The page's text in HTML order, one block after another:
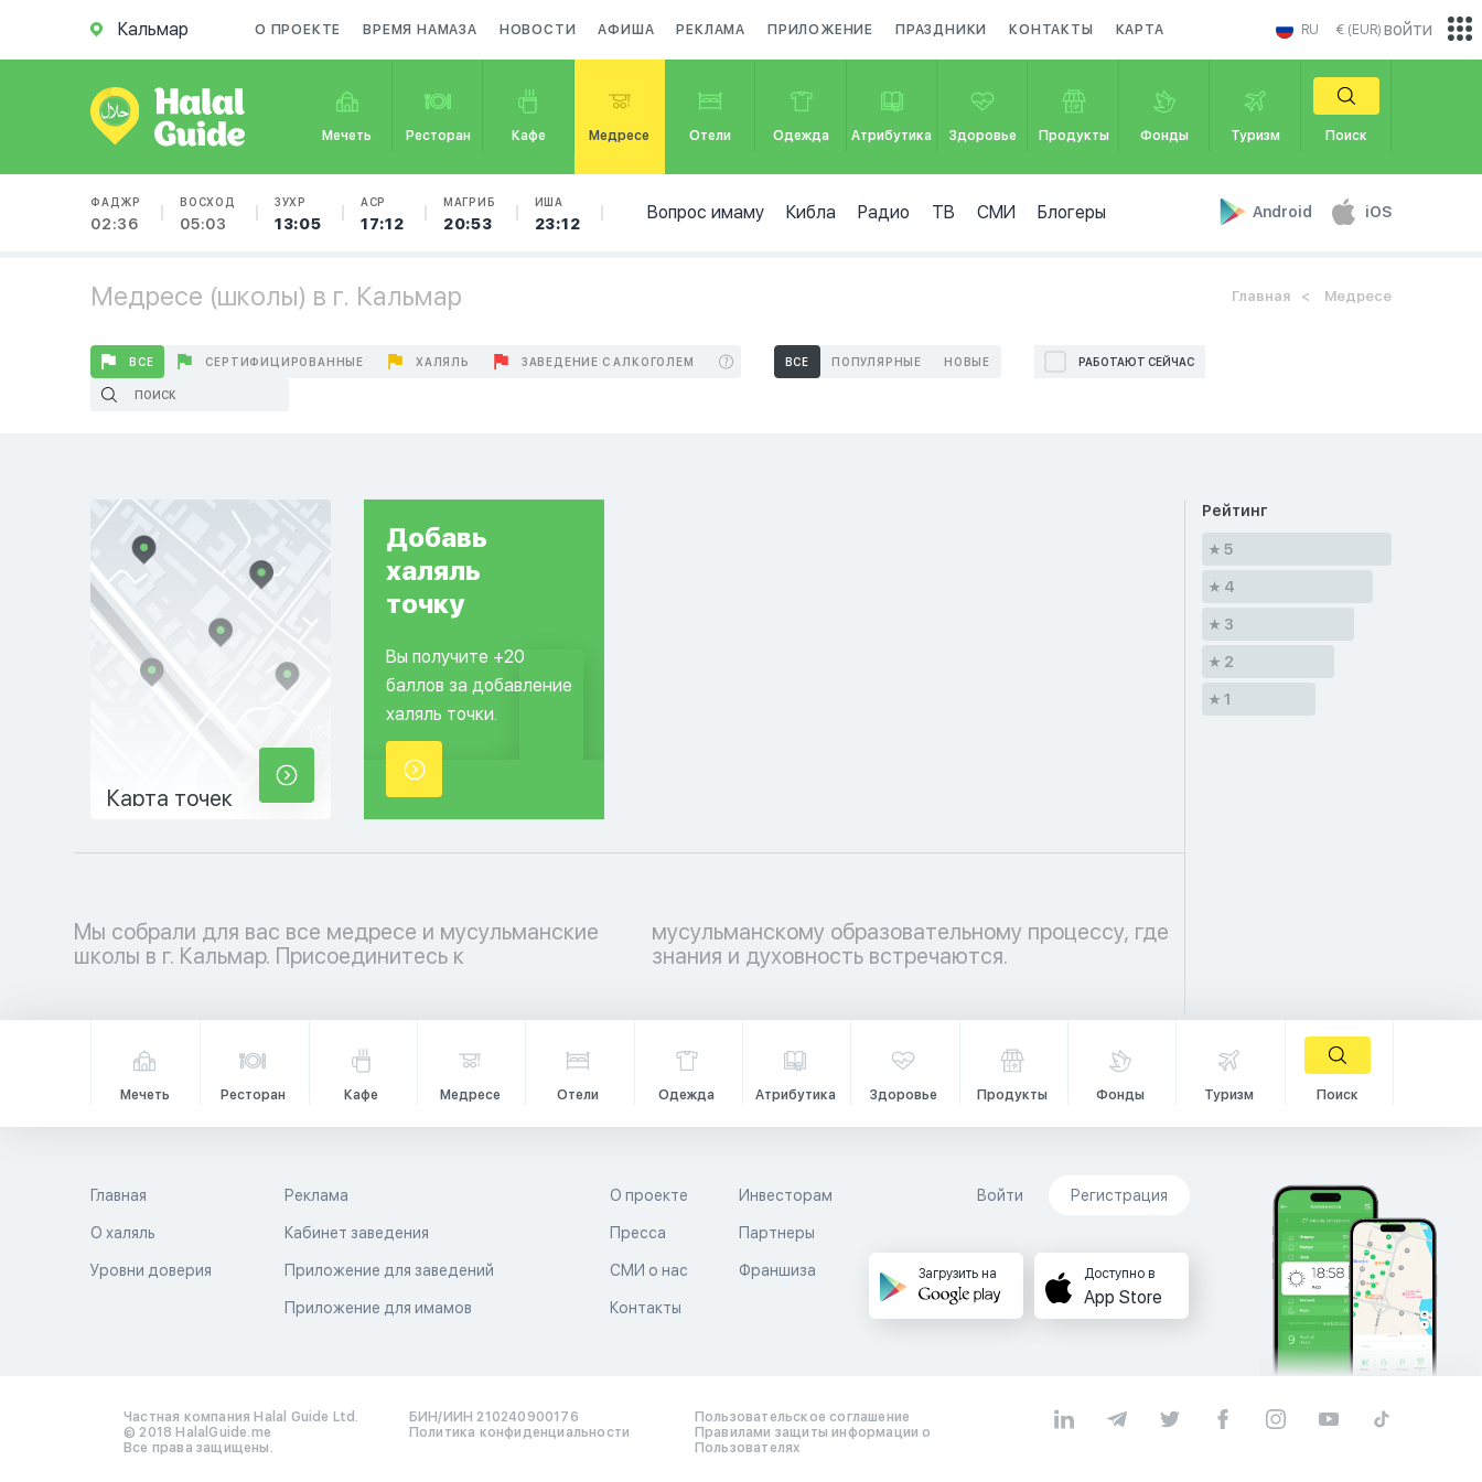
Кальмар О ПРОЕКТЕ ВРЕМЯ НАМАЗА НОВОСТИ АФИША РЕКЛАМА ПРИЛОЖЕНИЕ ПРАЗДНИКИ КОНТАКТЫ КАРТА RU € (EUR)
Мечеть Ресторан Кафе Медресе Отели Одежда Атрибутика Здоровье Продукты Фонды Туризм Поиск
ФАДЖР
02:36
ВОСХОД
05:03
ЗУХР
13:05
АСР
17:12
МАГРИБ
20:53
ИША
23:12
Вопрос имаму Кибла Радио ТВ СМИ Блогеры Android iOS
войти
Медресе (школы) в г. Кальмар Главная Медресе
ВСЕ СЕРТИФИЦИРОВАННЫЕ ХАЛЯЛЬ ЗАВЕДЕНИЕ С АЛКОГОЛЕМ ВСЕ ПОПУЛЯРНЫЕ НОВЫЕ РАБОТАЮТ СЕЙЧАС
Карта точек
Добавь
халяль
точку
Вы получите +20
баллов за добавление
халяль точки.
Мы собрали для вас все медресе и мусульманские
школы в г. Кальмар. Присоединитесь к
мусульманскому образовательному процессу, где
знания и духовность встречаются.
Рейтинг
5
4
3
2
1
Мечеть Ресторан Кафе Медресе Отели Одежда Атрибутика Здоровье Продукты Фонды Туризм Поиск
Главная
О халяль
Уровни доверия
Реклама
Кабинет заведения
Приложение для заведений
Приложение для имамов
О проекте
Пресса
СМИ о нас
Контакты
Инвесторам
Партнеры
Франшиза
Войти Регистрация
Загрузить на Доступно в
App Store
Частная компания Halal Guide Ltd.
© 2018 HalalGuide.me
Все права защищены.
БИН/ИИН 210240900176
Политика конфиденциальности
Пользовательское соглашение
Правилами защиты информации о
Пользователях